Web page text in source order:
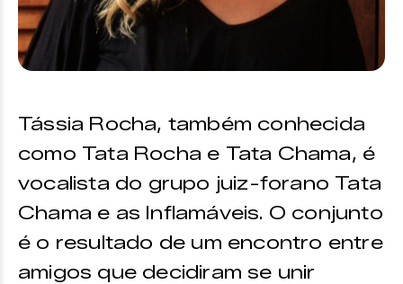
Tássia Rocha, também conhecida
como Tata Rocha e Tata Chama, é
vocalista do grupo juiz-forano Tata
Chama e as Inflamáveis. O conjunto
é o resultado de um encontro entre
amigos que decidiram se unir